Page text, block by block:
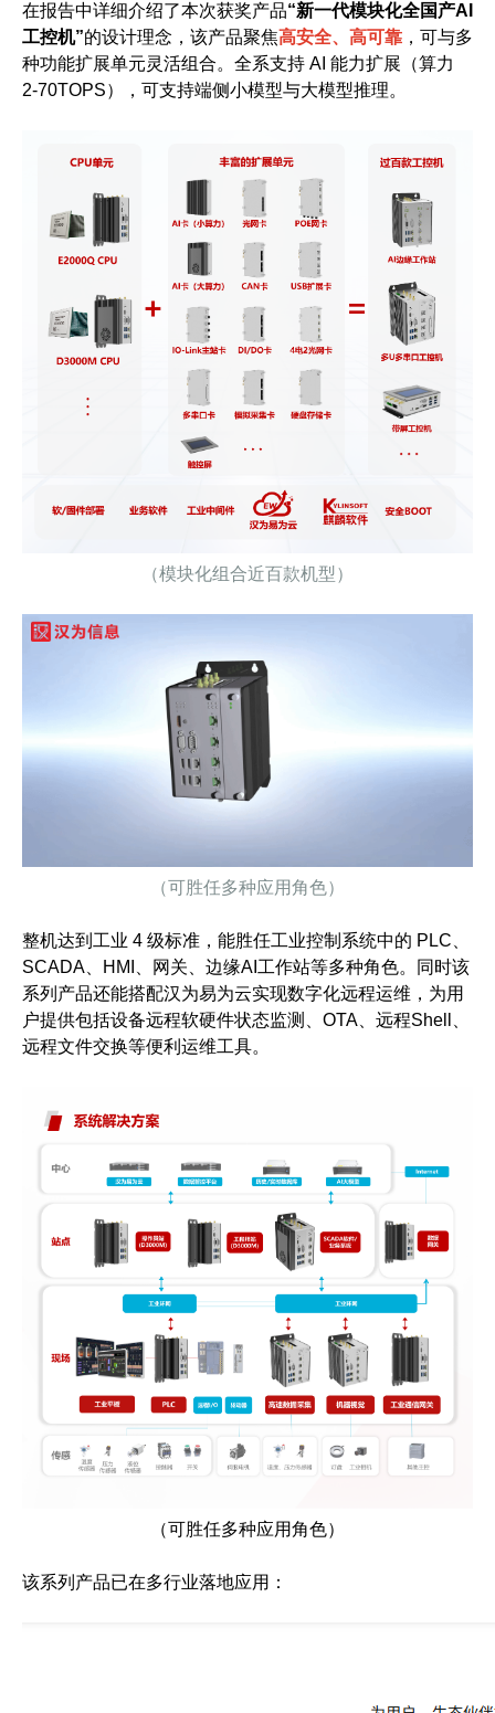
在报告中详细介绍了本次获奖产品“新一代模块化全国产AI
工控机”的设计理念，该产品聚焦高安全、高可靠 ，可与多
种功能扩展单元灵活组合。全系支持 AI 能力扩展（算力
2-70TOPS），可支持端侧小模型与大模型推理。
（模块化组合近百款机型）
（可胜任多种应用角色）
整机达到工业 4 级标准，能胜任工业控制系统中的 PLC、
SCADA 、HMI、网关、边缘AI工作站等多种角色。同时该
系列产品还能搭配汉为易为云实现数字化远程运维，为用
户提供包括设备远程软硬件状态监测、OTA、远程Shell、
远程文件交换等便利 运维工具。
（可胜任多种应用角色）
该系列产品已在多行业落地应用：